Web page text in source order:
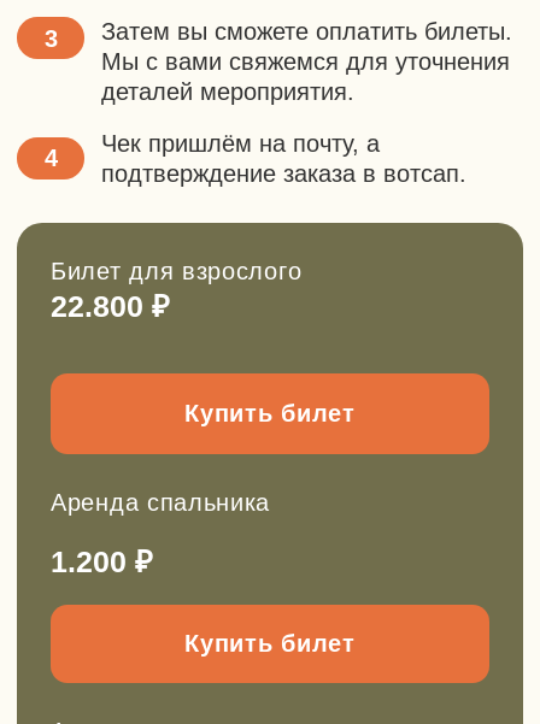
Подарочные сертификаты и
абонементы
Сертификат для подарка или абонемент
20%. Выберите, что вам подходит
Прочитать подробнее
Научитесь проводить детские походы
Новый поток стартует в ноябре 2026.